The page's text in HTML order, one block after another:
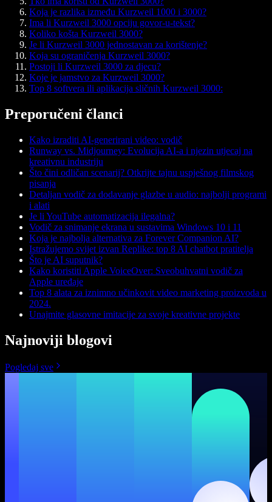
Koja je razlika između Kurzweil 1000 i 3000?
Ima li Kurzweil 3000 opciju govor-u-tekst?
Koliko košta Kurzweil 3000?
Je li Kurzweil 3000 jednostavan za korištenje?
Koja su ograničenja Kurzweil 3000?
Postoji li Kurzweil 3000 za djecu?
Koje je jamstvo za Kurzweil 3000?
Top 8 softvera ili aplikacija sličnih Kurzweil 3000:
Preporučeni članci
Kako izraditi AI-generirani video: vodič
Runway vs. Midjourney: Evolucija AI-a i njezin utjecaj na
kreativnu industriju
Što čini odličan scenarij? Otkrijte tajnu uspješnog filmskog
pisanja
Detaljan vodič za dodavanje glazbe u audio: najbolji programi
i alati
Je li YouTube automatizacija ilegalna?
Vodič za snimanje ekrana u sustavima Windows 10 i 11
Koja je najbolja alternativa za Forever Companion AI?
Istražujemo svijet izvan Replike: top 8 AI chatbot pratitelja
Što je AI suputnik?
Kako koristiti Apple VoiceOver: Sveobuhvatni vodič za
Apple uređaje
Top 8 alata za iznimno učinkovit video marketing proizvoda u
2024.
Unajmite glasovne imitacije za svoje kreativne projekte
Najnoviji blogovi
Pogledaj sve